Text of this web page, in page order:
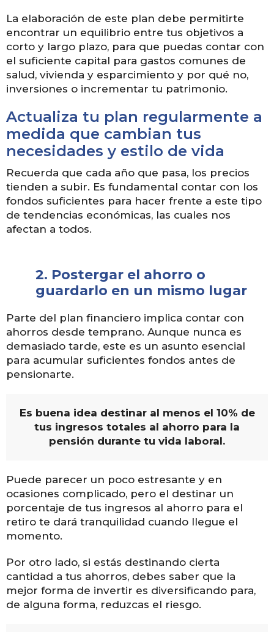
La elaboración de este plan debe permitirte
encontrar un equilibrio entre tus objetivos a
corto y largo plazo, para que puedas contar con
el suficiente capital para gastos comunes de
salud, vivienda y esparcimiento y por qué no,
inversiones o incrementar tu patrimonio.
Actualiza tu plan regularmente a
medida que cambian tus
necesidades y estilo de vida
Recuerda que cada año que pasa, los precios
tienden a subir. Es fundamental contar con los
fondos suficientes para hacer frente a este tipo
de tendencias económicas, las cuales nos
afectan a todos.
2. Postergar el ahorro o
guardarlo en un mismo lugar
Parte del plan financiero implica contar con
ahorros desde temprano. Aunque nunca es
demasiado tarde, este es un asunto esencial
para acumular suficientes fondos antes de
pensionarte.
Es buena idea destinar al menos el 10% de
tus ingresos totales al ahorro para la
pensión durante tu vida laboral.
Puede parecer un poco estresante y en
ocasiones complicado, pero el destinar un
porcentaje de tus ingresos al ahorro para el
retiro te dará tranquilidad cuando llegue el
momento.
Por otro lado, si estás destinando cierta
cantidad a tus ahorros, debes saber que la
mejor forma de invertir es diversificando para,
de alguna forma, reduzcas el riesgo.